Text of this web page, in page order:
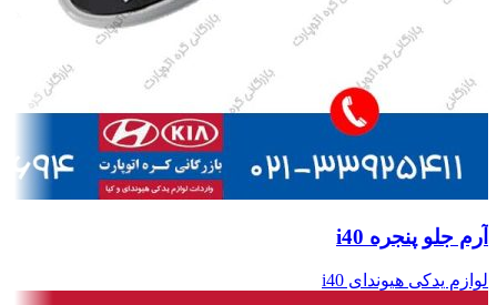
آرم جلو پنجره i40
لوازم یدکی هیوندای i40